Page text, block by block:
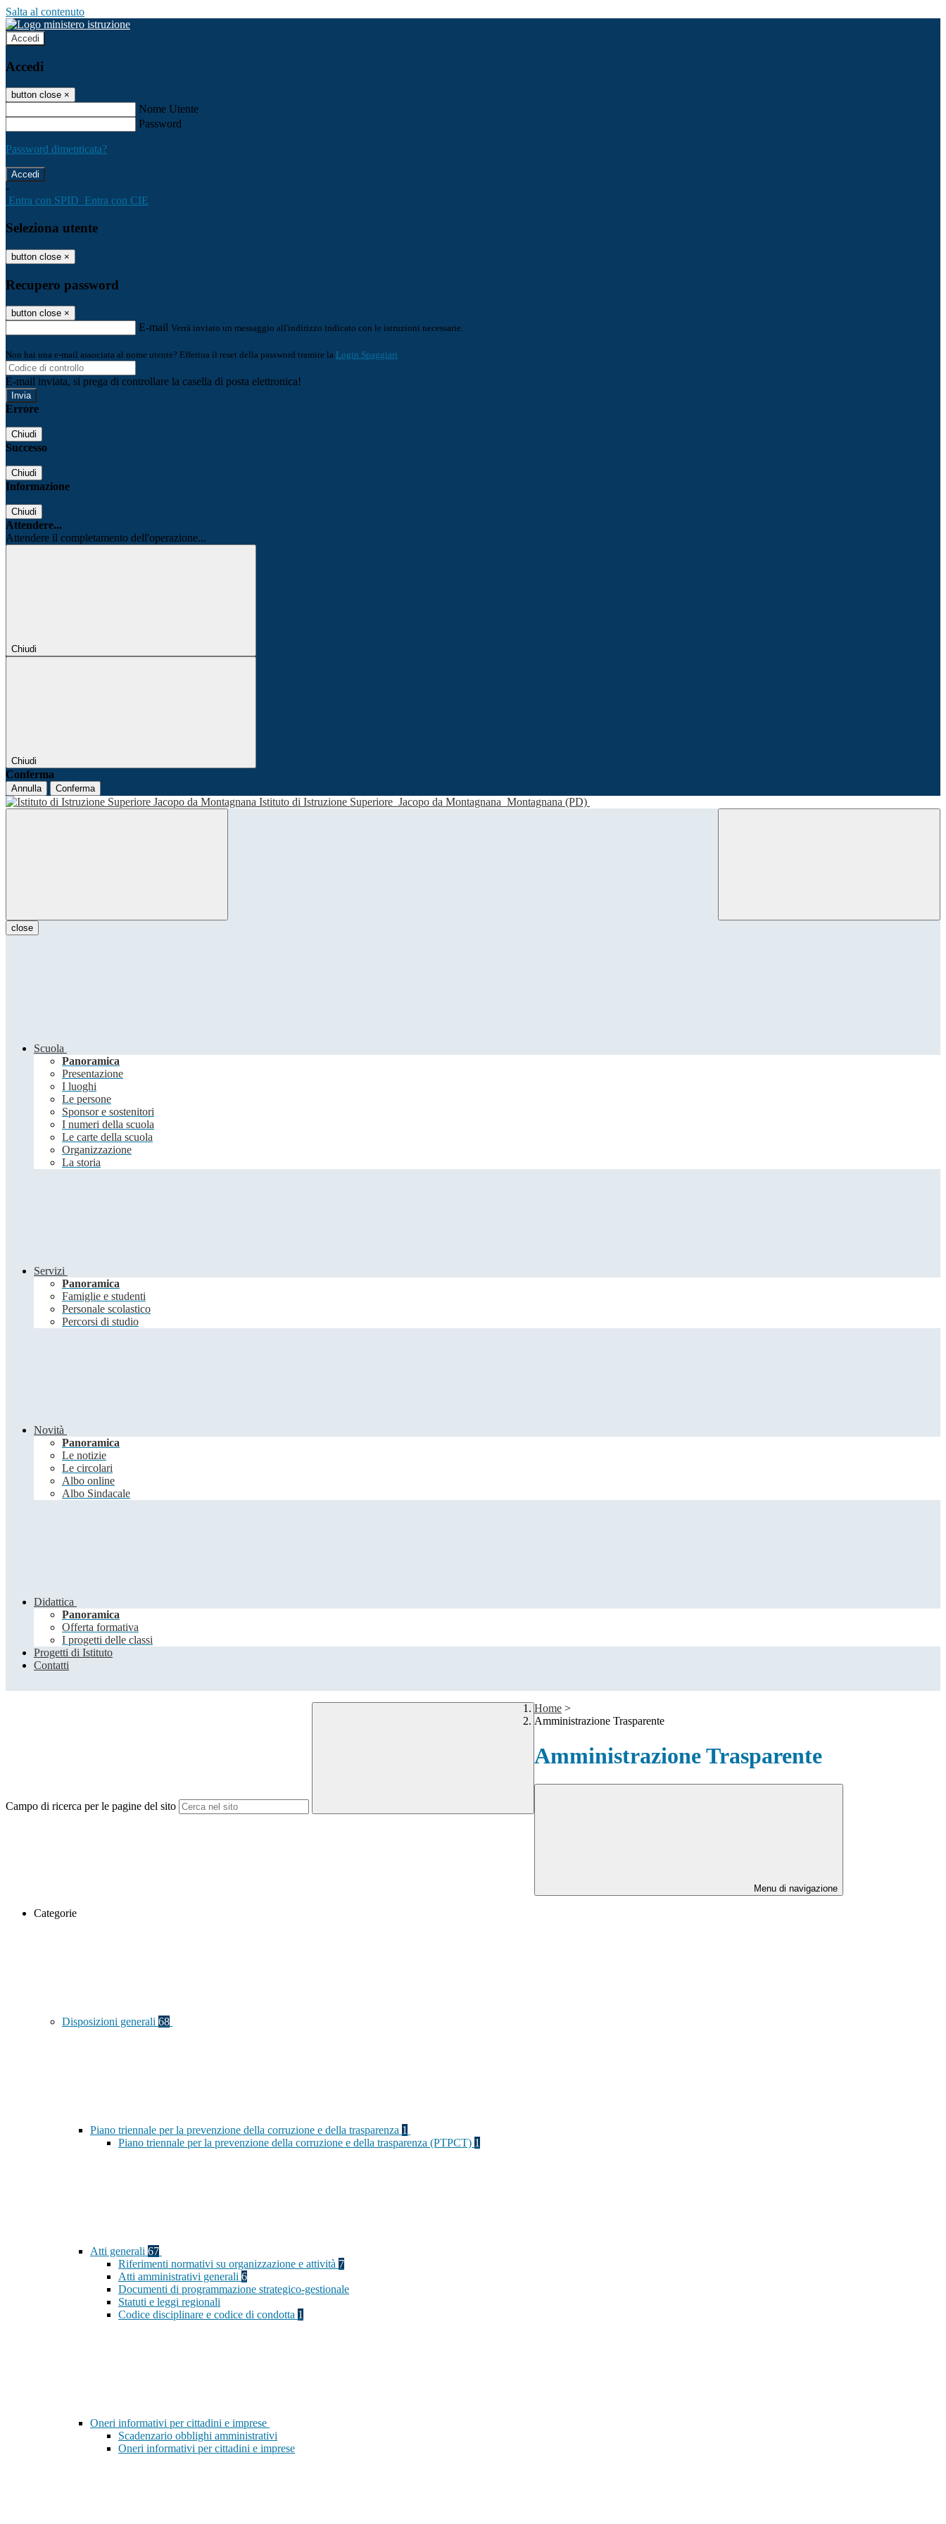
Salta al contenuto
Accedi
Accedi
button close ×
Nome Utente
Password
Password dimenticata?
-
Entra con SPID Entra con CIE
Seleziona utente
button close ×
Recupero password
button close ×
E-mail Verrà inviato un messaggio all'indirizzo indicato con le istruzioni necessarie.
Non hai una e-mail associata al nome utente? Effettua il reset della password tramite la Login Spaggiari
E-mail inviata, si prega di controllare la casella di posta elettronica!
Errore
Chiudi
Successo
Chiudi
Informazione
Chiudi
Attendere...
Attendere il completamento dell'operazione...
Chiudi
Chiudi
Conferma
Annulla Conferma
Istituto di Istruzione Superiore Jacopo da Montagnana Montagnana (PD)
close
Scuola
Panoramica
Presentazione
I luoghi
Le persone
Sponsor e sostenitori
I numeri della scuola
Le carte della scuola
Organizzazione
La storia
Servizi
Panoramica
Famiglie e studenti
Personale scolastico
Percorsi di studio
Novità
Panoramica
Le notizie
Le circolari
Albo online
Albo Sindacale
Didattica
Panoramica
Offerta formativa
I progetti delle classi
Progetti di Istituto
Contatti
Campo di ricerca per le pagine del sito
Home >
Amministrazione Trasparente
Amministrazione Trasparente
Menu di navigazione
Categorie
Disposizioni generali 68
Piano triennale per la prevenzione della corruzione e della trasparenza 1
Piano triennale per la prevenzione della corruzione e della trasparenza (PTPCT) 1
Atti generali 67
Riferimenti normativi su organizzazione e attività 7
Atti amministrativi generali 6
Documenti di programmazione strategico-gestionale
Statuti e leggi regionali
Codice disciplinare e codice di condotta 1
Oneri informativi per cittadini e imprese
Scadenzario obblighi amministrativi
Oneri informativi per cittadini e imprese